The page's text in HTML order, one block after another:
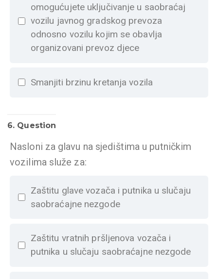
omogućujete uključivanje u saobraćaj
vozilu javnog gradskog prevoza
odnosno vozilu kojim se obavlja
organizovani prevoz djece
Smanjiti brzinu kretanja vozila
6. Question
Nasloni za glavu na sjedištima u putničkim
vozilima služe za:
Zaštitu glave vozača i putnika u slučaju
saobraćajne nezgode
Zaštitu vratnih pršljenova vozača i
putnika u slučaju saobraćajne nezgode